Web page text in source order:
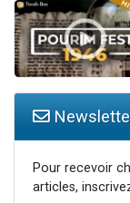
Pour recevoir
articles,